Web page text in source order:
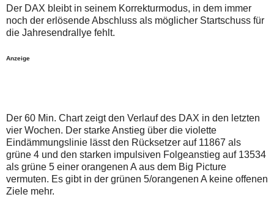
auch
Verstösse
gegen
die
ein
überprüfen
Sie
Ihre
Browsereinstellungen
oder
Ihre
Internetverbindung
und
Alternativ
sind
die
Post
der
Der DAX bleibt in seinem Korrekturmodus, in dem immer
noch der erlösende Abschluss als möglicher Startschuss für
die Jahresendrallye fehlt.
Anzeige
Der 60 Min. Chart zeigt den Verlauf des DAX in den letzten
vier Wochen. Der starke Anstieg über die violette
Eindämmungslinie lässt den Rücksetzer auf 11867 als
grüne 4 und den starken impulsiven Folgeanstieg auf 13534
als grüne 5 einer orangenen A aus dem Big Picture
vermuten. Es gibt in der grünen 5/orangenen A keine offenen
Ziele mehr.